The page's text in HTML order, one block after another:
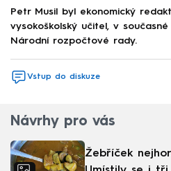
Petr Musil byl ekonomický
vysokoškolský učitel, v
Národní rozpočtové rady.
Vstup do diskuze
Návrhy pro vás
Žebříček